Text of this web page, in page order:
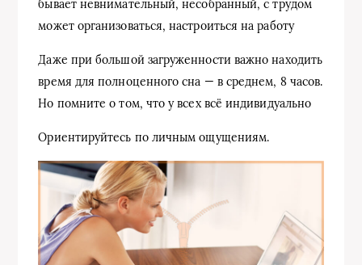
бывает невнимательный, несобранный, с трудом
может организоваться, настроиться на работу
Даже при большой загруженности важно находить
время для полноценного сна — в среднем, 8 часов.
Но помните о том, что у всех всё индивидуально
Ориентируйтесь по личным ощущениям.